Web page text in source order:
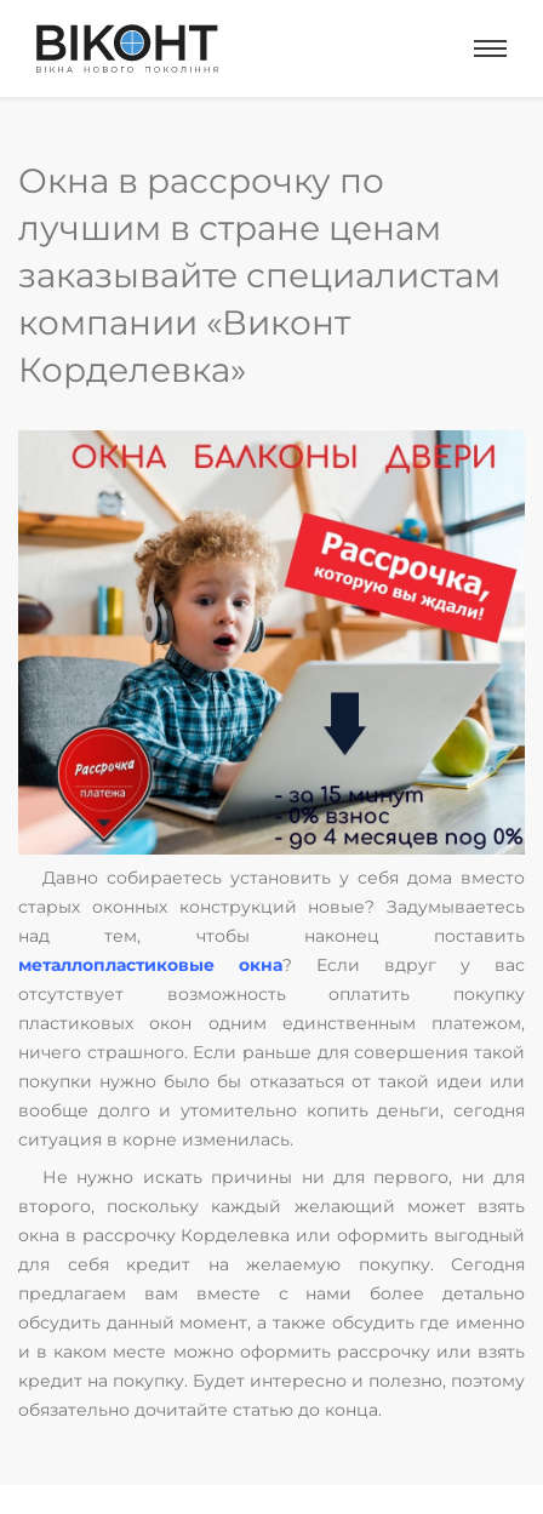
Окна в рассрочку по
лучшим в стране ценам
заказывайте специалистам
компании «Виконт
Корделевка»
Давно собираетесь установить у себя дома вместо
старых оконных конструкций новые? Задумываетесь
над тем, чтобы наконец поставить
металлопластиковые окна? Если вдруг у вас
отсутствует возможность оплатить покупку
пластиковых окон одним единственным платежом,
ничего страшного. Если раньше для совершения такой
покупки нужно было бы отказаться от такой идеи или
вообще долго и утомительно копить деньги, сегодня
ситуация в корне изменилась.
Не нужно искать причины ни для первого, ни для
второго, поскольку каждый желающий может взять
окна в рассрочку Корделевка или оформить выгодный
для себя кредит на желаемую покупку. Сегодня
предлагаем вам вместе с нами более детально
обсудить данный момент, а также обсудить где именно
и в каком месте можно оформить рассрочку или взять
кредит на покупку. Будет интересно и полезно, поэтому
обязательно дочитайте статью до конца.